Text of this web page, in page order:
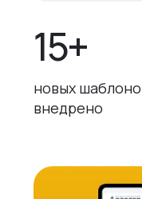
15+
новых
внедрено